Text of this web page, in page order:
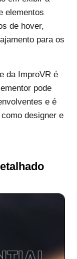
elementos
de hover,
para os
da ImproVR é
pode
e é
designer e